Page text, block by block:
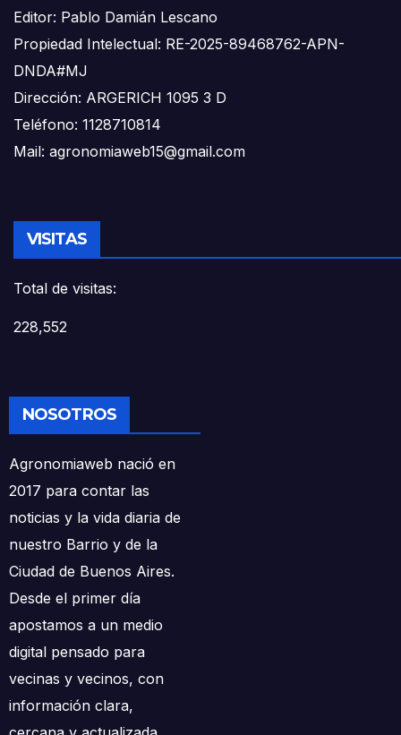
Editor: Pablo Damián Lescano
Propiedad Intelectual: RE-2025-89468762-APN-
DNDA#MJ
Dirección: ARGERICH 1095 3 D
Teléfono: 1128710814
Mail: agronomiaweb15@gmail.com
VISITAS
Total de visitas:
228,552
NOSOTROS
Agronomiaweb nació en
2017 para contar las
noticias y la vida diaria de
nuestro Barrio y de la
Ciudad de Buenos Aires.
Desde el primer día
apostamos a un medio
digital pensado para
vecinas y vecinos, con
información clara,